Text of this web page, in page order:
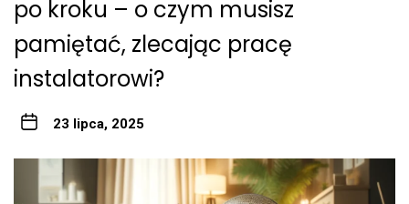
po kroku – o czym musisz
pamiętać, zlecając pracę
instalatorowi?
23 lipca, 2025